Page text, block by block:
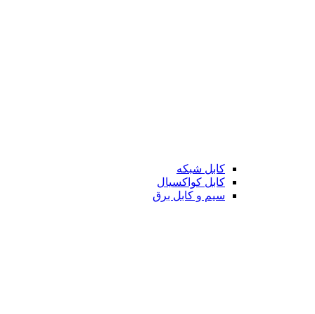
کابل شبکه
کابل کواکسیال
سیم و کابل برق